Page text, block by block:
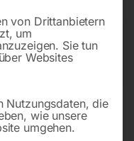
€20,00
gelten für Österreich.
Warenkorb
von Drittanbietern
um
Sie tun
Websites
Nutzungsdaten, die
wie unsere
umgehen.